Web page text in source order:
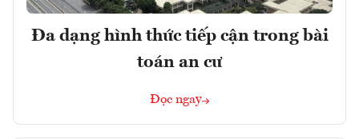
Đa dạng hình thức tiếp cận trong bài
toán an cư
Đọc ngay